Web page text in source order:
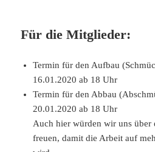
Für die Mitglieder:
Termin für den Aufbau
16.01.2020 ab 18 Uhr
Termin für den Abbau
20.01.2020 ab 18 Uhr
Auch hier würden wir uns über
freuen, damit die Arbeit auf